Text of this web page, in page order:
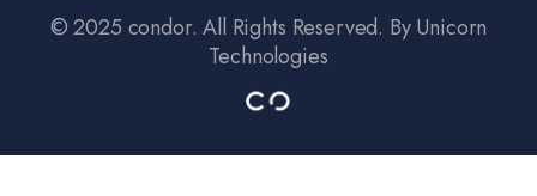
© 2025 condor. All Rights Reserved. By Unicorn
Technologies